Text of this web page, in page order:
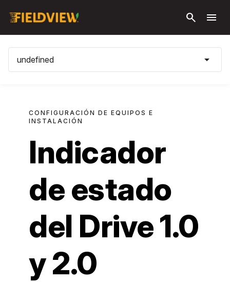
search menu
undefined arrow_drop_down
CONFIGURACIÓN DE EQUIPOS E
INSTALACIÓN
Indicador
de estado
del Drive 1.0
y 2.0